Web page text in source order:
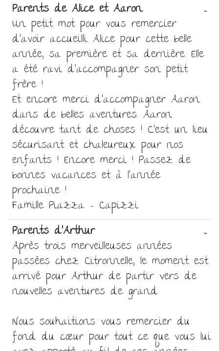
Parents de Alice et Aaron
Un petit mot pour vous remercier
d’avoir accueilli Alice pour cette belle
année, sa première et sa dernière. Elle
a été ravi d’accompagner son petit
frère !
Et encore merci d’accompagner Aaron
dans de belles aventures. Aaron
découvre tant de choses ! C’est un lieu
sécurisant et chaleureux pour nos
enfants ! Encore merci ! Passez de
bonnes vacances et à l’année
prochaine !
Famille Piazza - Capizzi
...
Parents d'Arthur
Après trois merveilleuses années
passées chez Citronnelle, le moment est
arrivé pour Arthur de partir vers de
nouvelles aventures de grand.
Nous souhaitions vous remercier du
fond du cœur pour tout ce que vous lui
...